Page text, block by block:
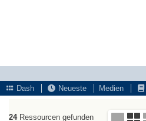
Dash
Neueste Medien
24 Ressourcen gefunden